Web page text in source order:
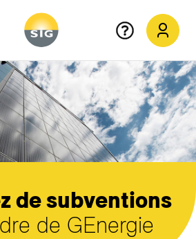
de subventions
de GEnergie